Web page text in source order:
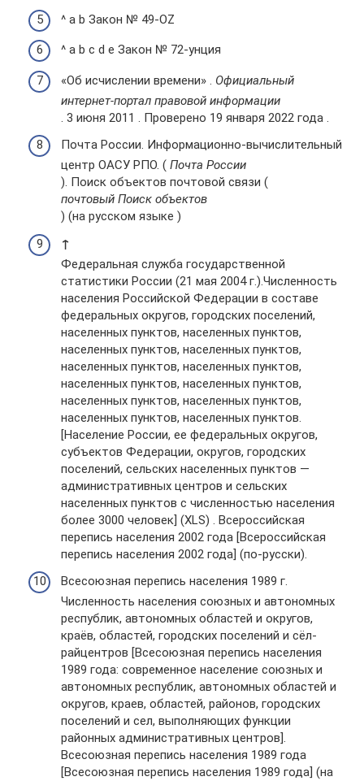
^ a b Закон № 49-OZ
^ a b c d e Закон № 72-унция
«Об исчислении времени» . Официальный
интернет-портал правовой информации
. 3 июня 2011 . Проверено 19 января 2022 года .
Почта России. Информационно-вычислительный
центр ОАСУ РПО. ( Почта России
). Поиск объектов почтовой связи (
почтовый Поиск объектов
) (на русском языке )
↑
Федеральная служба государственной
статистики России (21 мая 2004 г.).Численность
населения Российской Федерации в составе
федеральных округов, городских поселений,
населенных пунктов, населенных пунктов,
населенных пунктов, населенных пунктов,
населенных пунктов, населенных пунктов,
населенных пунктов, населенных пунктов,
населенных пунктов, населенных пунктов,
населенных пунктов, населенных пунктов.
[Население России, ее федеральных округов,
субъектов Федерации, округов, городских
поселений, сельских населенных пунктов —
административных центров и сельских
населенных пунктов с численностью населения
более 3000 человек] (XLS) . Всероссийская
перепись населения 2002 года [Всероссийская
перепись населения 2002 года] (по-русски).
Всесоюзная перепись населения 1989 г.
Численность населения союзных и автономных
республик, автономных областей и округов,
краёв, областей, городских поселений и сёл-
райцентров [Всесоюзная перепись населения
1989 года: современное население союзных и
автономных республик, автономных областей и
округов, краев, областей, районов, городских
поселений и сел, выполняющих функции
районных административных центров].
Всесоюзная перепись населения 1989 года
[Всесоюзная перепись населения 1989 года] (на